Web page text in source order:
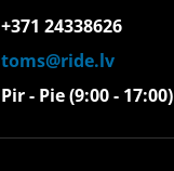
+371 24338626
toms@ride.lv
Pir - Pie (9:00 - 17:00)